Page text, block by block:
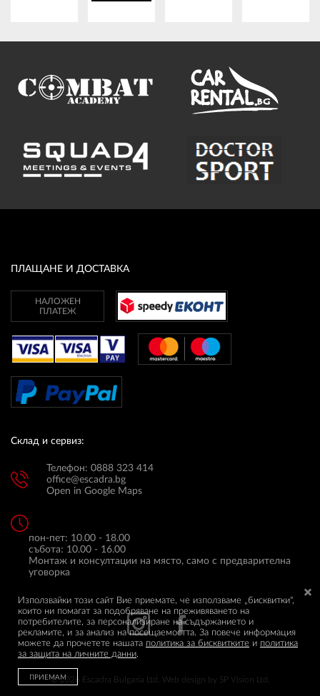
ПЛАЩАНЕ И ДОСТАВКА
НАЛОЖЕН
ПЛАТЕЖ
Склад и сервиз:
Телефон: 0888 323 414
office@escadra.bg
Open in Google Maps
пон-пет: 10.00 - 18.00
събота: 10.00 - 16.00
Монтаж и консултации на място, само с предварителна
уговорка
© 2026 Escadra Bulgaria Ltd. Web design by SP Vision Ltd.
Използвайки този сайт Вие приемате, че използваме „бисквитки",
които ни помагат за подобряване на преживяването на
потребителите, за персонализиране на съдържанието и
рекламите, и за анализ на посещаемостта. За повече информация
можете да прочетете нашата политика за бисквитките и политика
за защита на личните данни.
ПРИЕМАМ